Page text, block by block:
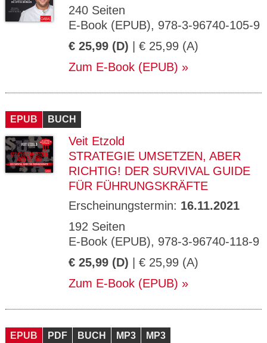
240 Seiten
E-Book (EPUB), 978-3-96740-105-9
€ 25,99 (D) | € 25,99 (A)
Zum E-Book (EPUB)
EPUB BUCH
Veit Etzold
STRATEGIE UMSETZEN, ABER
RICHTIG! DER SURVIVAL GUIDE
FÜR FÜHRUNGSKRÄFTE
Erscheinungstermin: 16.11.2021
192 Seiten
E-Book (EPUB), 978-3-96740-118-9
€ 25,99 (D) | € 25,99 (A)
Zum E-Book (EPUB)
EPUB PDF BUCH MP3 MP3